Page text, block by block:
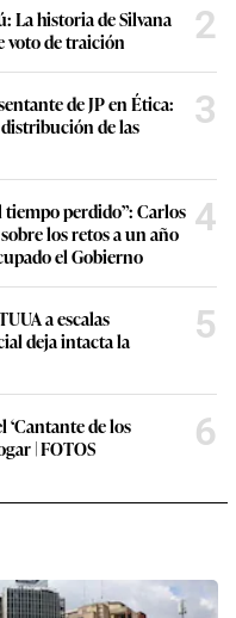
La historia de Silvana
voto de traición
2
de JP en Ética:
de las
3
perdido”: Carlos
los retos a un año
el Gobierno
4
a escalas
deja intacta la
5
‘Cantante de los
| FOTOS
6